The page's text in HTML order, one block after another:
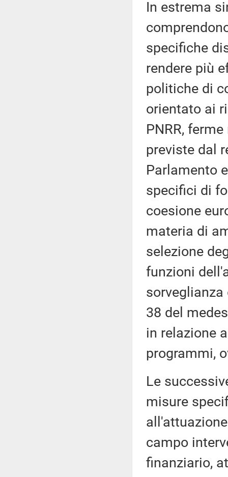
In estrema
specifiche
rendere più
politiche di
orientato ai
PNRR,
previste dal
Parlamento
specifici di
coesione
materia di
selezione
funzioni
38 del
in relazione
programmi,
Le
misure
campo
finanziario,